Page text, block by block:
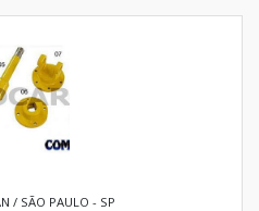
/ SÃO PAULO - SP